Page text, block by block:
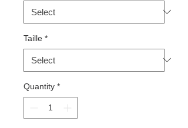
Taille *
Quantity *